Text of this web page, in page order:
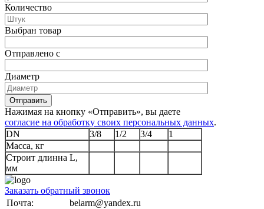
Количество
Выбран товар
Отправлено с
Диаметр
Отправить
Нажимая на кнопку «Отправить», вы даете
согласие на обработку своих персональных данных.
DN
3/8 1/2 3/4
1
Масса, кг
Строит длинна L,
мм
Заказать обратный звонок
Почта:
belarm@yandex.ru